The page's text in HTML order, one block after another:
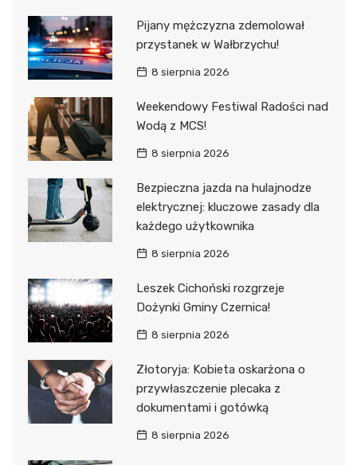
Pijany mężczyzna zdemolował
przystanek w Wałbrzychu!
8 sierpnia 2026
Weekendowy Festiwal Radości nad
Wodą z MCS!
8 sierpnia 2026
Bezpieczna jazda na hulajnodze
elektrycznej: kluczowe zasady dla
każdego użytkownika
8 sierpnia 2026
Leszek Cichoński rozgrzeje
Dożynki Gminy Czernica!
8 sierpnia 2026
Złotoryja: Kobieta oskarżona o
przywłaszczenie plecaka z
dokumentami i gotówką
8 sierpnia 2026